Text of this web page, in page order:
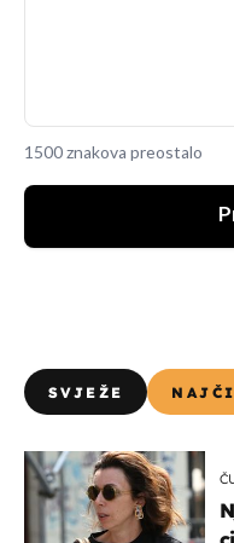
1500 znakova preostalo
SVJEŽE